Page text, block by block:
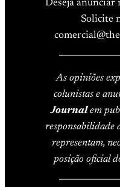
Deseja anunciar
Solicite
As opiniões
colunistas e
Journalem
responsabilidade
representam,
posição oficial